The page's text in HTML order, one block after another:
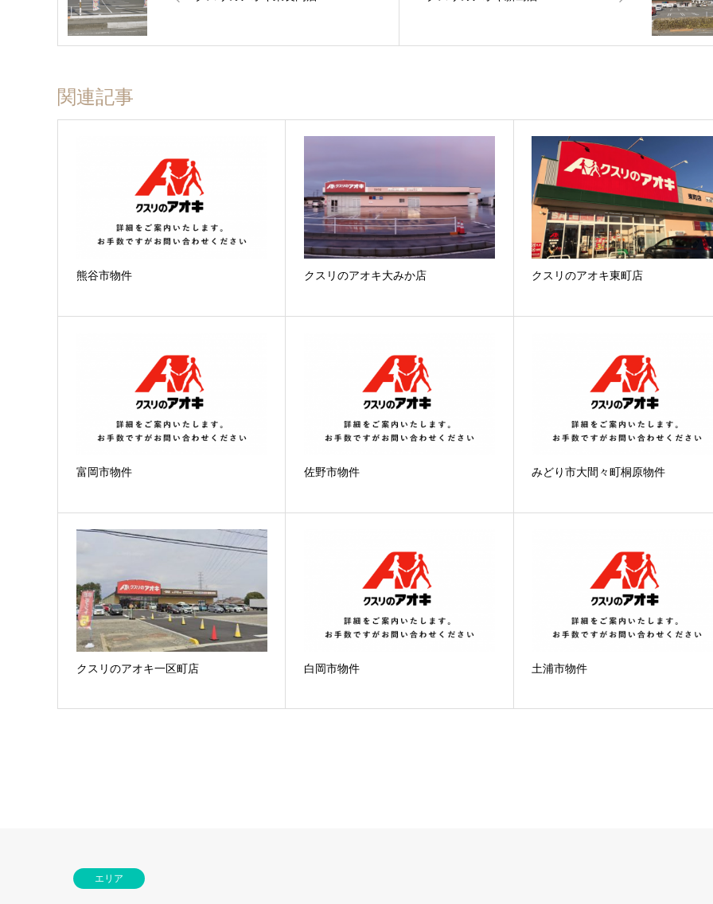
関連記事
熊谷市物件 クスリのアオキ大みか店 クスリのアオキ東町店
富岡市物件 佐野市物件 みどり市大間々町桐原物件
クスリのアオキ一区町店 白岡市物件 土浦市物件
エリア